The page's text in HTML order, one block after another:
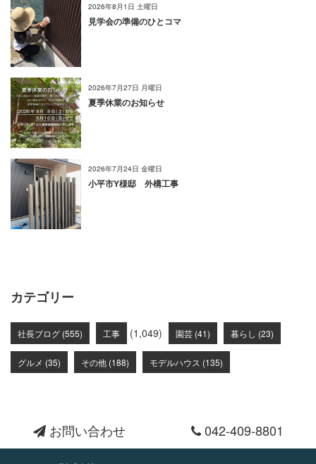
2026年8月1日 土曜日
見学会の準備のひとコマ
2026年7月27日 月曜日
夏季休業のお知らせ
2026年7月24日 金曜日
小平市Y様邸 外構工事
カテゴリー
社長ブログ (555) 工事 (1,049) 園芸 (41) 暮らし (23)
グルメ (35) その他 (188) モデルハウス (135)
お問い合わせ 042-409-8801